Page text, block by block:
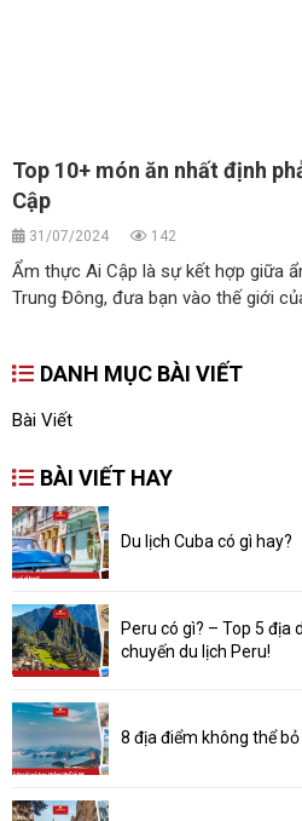
Top 10+ món ăn nhất định
Cập
31/07/2024 142
Ẩm thực Ai Cập là sự kết hợp giữa
Trung Đông, đưa bạn vào thế giới
DANH MỤC BÀI VIẾT
Bài Viết
BÀI VIẾT HAY
Du lịch Cuba có gì hay?
Peru có gì? – Top 5 địa
chuyến du lịch Peru!
8 địa điểm không thể